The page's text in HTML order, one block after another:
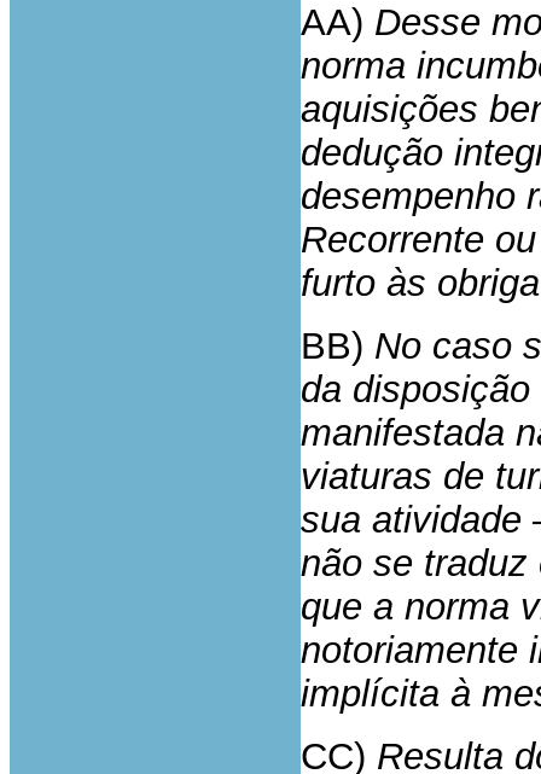
AA) Desse
norma
aquisições
dedução
desempenho
Recorrente
furto às
BB) No caso
da
manifestada
viaturas de
sua atividade
não se traduz
que a norma
notoriamente
implícita à
CC) Resulta